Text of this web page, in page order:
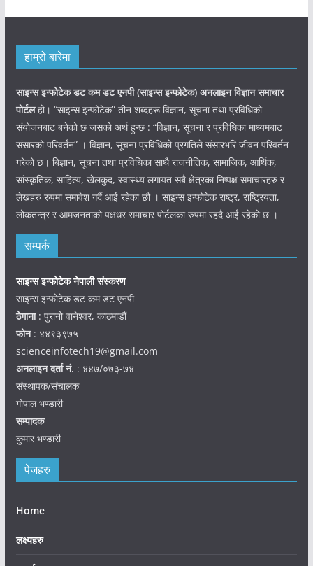
हाम्रो बारेमा
साइन्स इन्फोटेक डट कम डट एनपी (साइन्सइन्फोटेक) अनलाइन विज्ञान समाचार
पोर्टलहो। “साइन्स इन्फोटेक” तीन शब्दहरू विज्ञान, सूचना तथा प्रविधिको
संयोजनबाट बनेको छ जसको अर्थ हुन्छ : “विज्ञान, सूचना र प्रविधिका माध्यमबाट
संसारको परिवर्तन” । विज्ञान, सूचना प्रविधिको प्रगतिले संसारभरि जीवन परिवर्तन
गरेको छ। बिज्ञान, सूचना तथा प्रविधिका साथै राजनीतिक, सामाजिक, आर्थिक,
सांस्कृतिक, साहित्य, खेलकुद, स्वास्थ्य लगायत सबै क्षेत्रका निष्पक्ष समाचारहरु र
लेखहरु रुपमा समावेश गर्दै आई रहेका छौ । साइन्स इन्फोटेक राष्ट्र, राष्ट्रियता,
लोकतन्त्र र आमजनताको पक्षधर समाचार पोर्टलका रुपमा रहदै आई रहेको छ ।
सम्पर्क
साइन्स इन्फोटेक नेपाली संस्करण
साइन्स इन्फोटेक डट कम डट एनपी
ठेगाना: पुरानो वानेश्वर, काठमाडौं
फोन: ४४९३९७५
scienceinfotech19@gmail.com
अनलाइन दर्ता नं. : ४४७/०७३-७४
संस्थापक/संचालक
गोपाल भण्डारी
सम्पादक
कुमार भण्डारी
पेजहरु
Home
लक्ष्यहरु